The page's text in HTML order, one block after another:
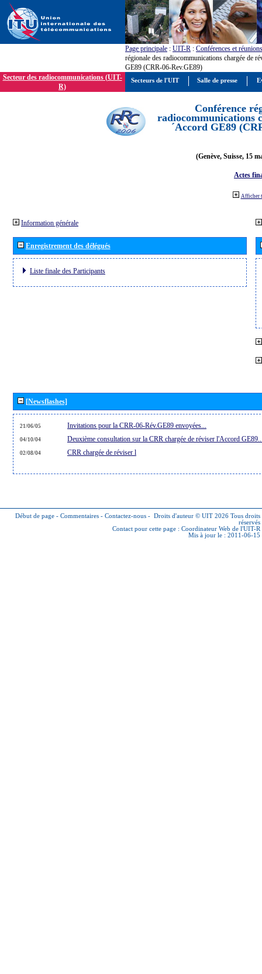
Page principale : UIT-R : Conférences et réunions
régionale des radiocommunications chargée de
GE89 (CRR-06-Rev.GE89)
Secteur des radiocommunications (UIT-
R)
Conférence
radiocommunications
´Accord GE89
(Genève, Suisse, 15
Actes
Afficher
Information générale
Enregistrement des délégués
Liste finale des Participants
[Newsflashes]
21/06/05 Invitations pour la CRR-06-Rév.GE89 envoyées...
04/10/04 Deuxième consultation sur la CRR chargée de réviser l'Accord
02/08/04 CRR chargée de réviser l
Début de page - Commentaires - Contactez-nous - Droits d'auteur © UIT 2026 Tous droits
réservés
Contact pour cette page : Coordinateur Web de l'UIT-R
Mis à jour le : 2011-06-15
Secteurs de l'UIT Salle de presse